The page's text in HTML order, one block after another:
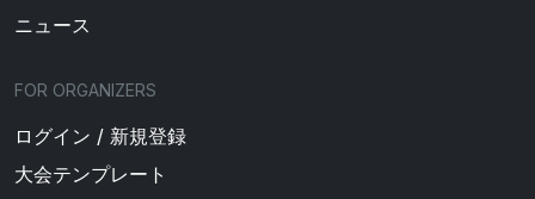
ニュース
FOR ORGANIZERS
ログイン / 新規登録
大会テンプレート